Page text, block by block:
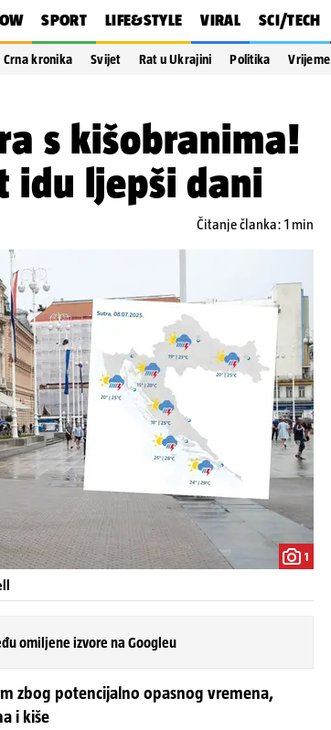
SPORT LIFE&STYLE VIRAL SCI/TECH
Crna kronika Svijet Rat u Ukrajini Politika Vrijeme
s kišobranima!
idu ljepši dani
Čitanje članka: 1 min
1
omiljene izvore na Googleu
zbog potencijalno opasnog vremena,
i kiše